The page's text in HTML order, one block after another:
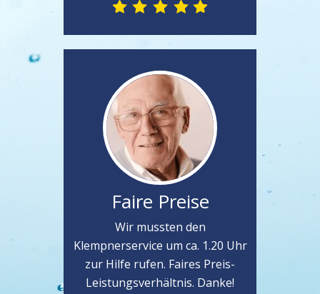
Faire Preise
Wir mussten den
Klempnerservice um ca. 1.20 Uhr
zur Hilfe rufen. Faires Preis-
Leistungsverhältnis. Danke!